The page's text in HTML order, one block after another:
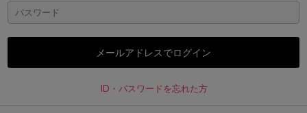
ID・パスワードを忘れた方